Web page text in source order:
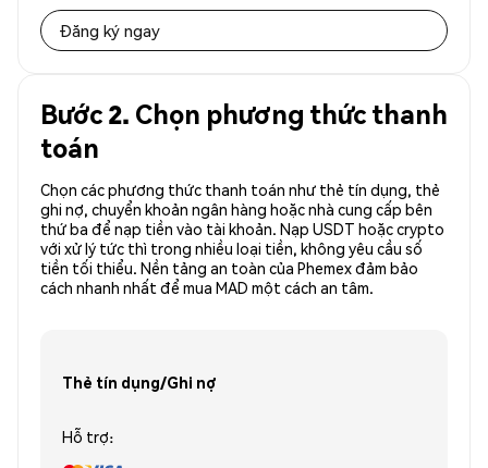
Đăng ký ngay
Bước 2. Chọn phương thức thanh
toán
Chọn các phương thức thanh toán như thẻ tín dụng, thẻ
ghi nợ, chuyển khoản ngân hàng hoặc nhà cung cấp bên
thứ ba để nạp tiền vào tài khoản. Nạp USDT hoặc crypto
với xử lý tức thì trong nhiều loại tiền, không yêu cầu số
tiền tối thiểu. Nền tảng an toàn của Phemex đảm bảo
cách nhanh nhất để mua MAD một cách an tâm.
Thẻ tín dụng/Ghi nợ
Hỗ trợ: